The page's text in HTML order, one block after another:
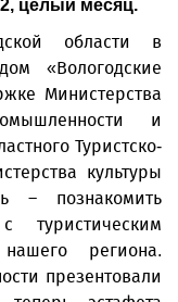
целый месяц.
области в
«Вологодские
Министерства
и
Туристско-
культуры
– познакомить
региона.
презентовали